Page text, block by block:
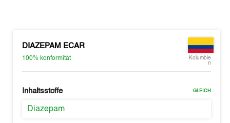
DIAZEPAM ECAR
100% konformität
Kolumbie
n
Inhaltsstoffe GLEICH
Diazepam